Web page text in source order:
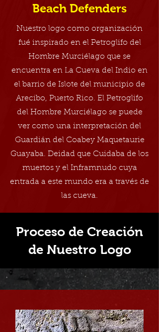
Beach Defenders
Nuestro logo como organización
fué inspirado en el Petroglifo del
Hombre Murciélago que se
encuentra en La Cueva del Indio en
el barrio de Islote del municipio de
Arecibo, Puerto Rico. El Petroglifo
del Hombre Murciélago se puede
ver como una interpretación del
Guardián del Coabey Maquetaurie
Guayaba. Deidad que Cuidaba de los
muertos y el Inframnudo cuya
entrada a este mundo era a través de
las cueva.
Proceso de Creación
de Nuestro Logo